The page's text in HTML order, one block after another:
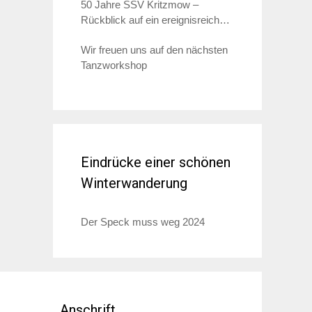
50 Jahre SSV Kritzmow –
Rückblick auf ein ereignisreiches
Wir freuen uns auf den nächsten
Tanzworkshop
Eindrücke einer schönen
Winterwanderung
Der Speck muss weg 2024